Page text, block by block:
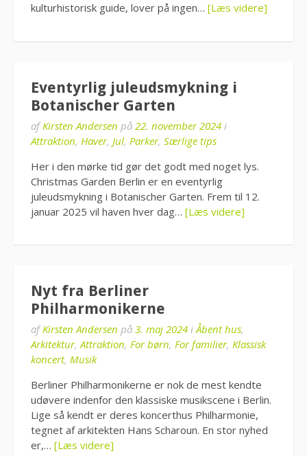
kulturhistorisk guide, lover på ingen… [Læs videre]
Eventyrlig juleudsmykning i
Botanischer Garten
afKirsten Andersen på 22. november 2024 i
Attraktion, Haver, Jul, Parker, Særlige tips
Her i den mørke tid gør det godt med noget lys.
Christmas Garden Berlin er en eventyrlig
juleudsmykning i Botanischer Garten. Frem til 12.
januar 2025 vil haven hver dag… [Læs videre]
Nyt fra Berliner
Philharmonikerne
afKirsten Andersen på 3. maj 2024 iÅbent hus,
Arkitektur,Attraktion, For børn, For familier, Klassisk
koncert, Musik
Berliner Philharmonikerne er nok de mest kendte
udøvere indenfor den klassiske musikscene i Berlin.
Lige så kendt er deres koncerthus Philharmonie,
tegnet af arkitekten Hans Scharoun. En stor nyhed
er,… [Læs videre]